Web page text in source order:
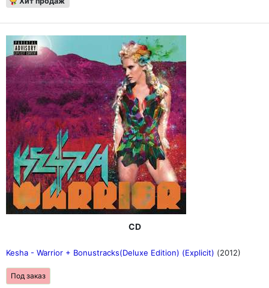
CD
Kesha - Warrior + Bonustracks(Deluxe Edition) (Explicit) (2012)
Под заказ